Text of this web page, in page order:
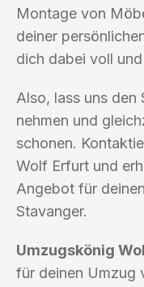
Montage von
deiner
dich dabei voll
Also, lass uns den
nehmen und
schonen.
Wolf Erfurt und
Angebot für
Stavanger.
Umzugskönig
für deinen Umzug